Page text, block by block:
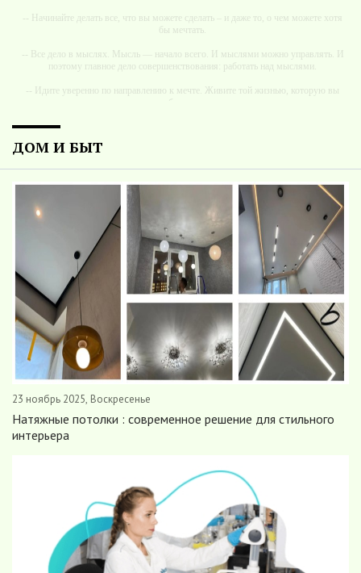
-- Начинайте делать все, что вы можете сделать – и даже то, о чем можете хотя
бы мечтать.
-- Все дело в мыслях. Мысль — начало всего. И мыслями можно управлять. И
поэтому главное дело совершенствования: работать над мыслями.
-- Идите уверенно по направлению к мечте. Живите той жизнью, которую вы
-- Самое большое богатство — это ум. Самая большая нищета — глупость. Из
-- Люблю давать советы и очень не люблю, когда их дают мне.
ДОМ И БЫТ
23 ноябрь 2025, Воскресенье
Натяжные потолки : современное решение для стильного
интерьера